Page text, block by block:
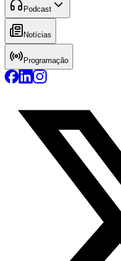
Podcast
Notícias
Programação